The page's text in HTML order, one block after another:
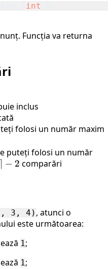
int
Funcția va returna
inclus
folosi un număr maxim
puteți folosi un număr
− 2 comparări
3, 4) , atunci o
este următoarea:
1;
1;